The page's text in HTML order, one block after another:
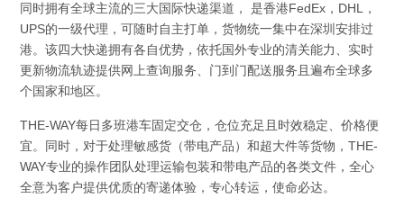
同时拥有全球主流的三大国际快递渠道， 是香港FedEx，DHL，
UPS的一级代理，可随时自主打单，货物统一集中在深圳安排过
港。该四大快递拥有各自优势，依托国外专业的清关能力、实时
更新物流轨迹提供网上查询服务、门到门配送服务且遍布全球多
个国家和地区。
THE-WAY每日多班港车固定交仓，仓位充足且时效稳定、价格便
宜。同时，对于处理敏感货（带电产品）和超大件等货物，THE-
WAY专业的操作团队处理运输包装和带电产品的各类文件，全心
全意为客户提供优质的寄递体验，专心转运，使命必达。